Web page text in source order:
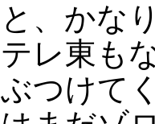
と、かな
テレ東も
ぶつけて